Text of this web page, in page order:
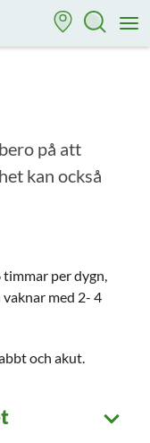
på att
kan också
timmar per dygn,
med 2- 4
och akut.